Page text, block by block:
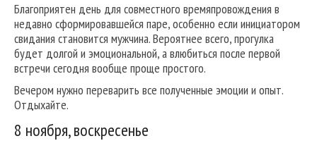
Благоприятен день для совместного времяпровождения в
недавно сформировавшейся паре, особенно если инициатором
свидания становится мужчина. Вероятнее всего, прогулка
будет долгой и эмоциональной, а влюбиться после первой
встречи сегодня вообще проще простого.
Вечером нужно переварить все полученные эмоции и опыт.
Отдыхайте.
8 ноября, воскресенье